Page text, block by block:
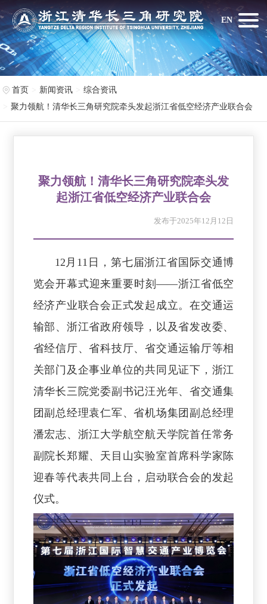
EN
首页 新闻资讯
综合资讯
聚力领航！清华长三角研究院牵头发起浙江省低空经济产业联合会
聚力领航！清华长三角研究院牵头发
起浙江省低空经济产业联合会
发布于2025年12月12日
12月11日，第七届浙江省国际交通博
览会开幕式迎来重要时刻——浙江省低空
经济产业联合会正式发起成立。在交通运
输部、浙江省政府领导，以及省发改委、
省经信厅、省科技厅、省交通运输厅等相
关部门及企事业单位的共同见证下，浙江
清华长三院党委副书记汪光年、省交通集
团副总经理袁仁军、省机场集团副总经理
潘宏志、浙江大学航空航天学院首任常务
副院长郑耀、天目山实验室首席科学家陈
迎春等代表共同上台，启动联合会的发起
仪式。